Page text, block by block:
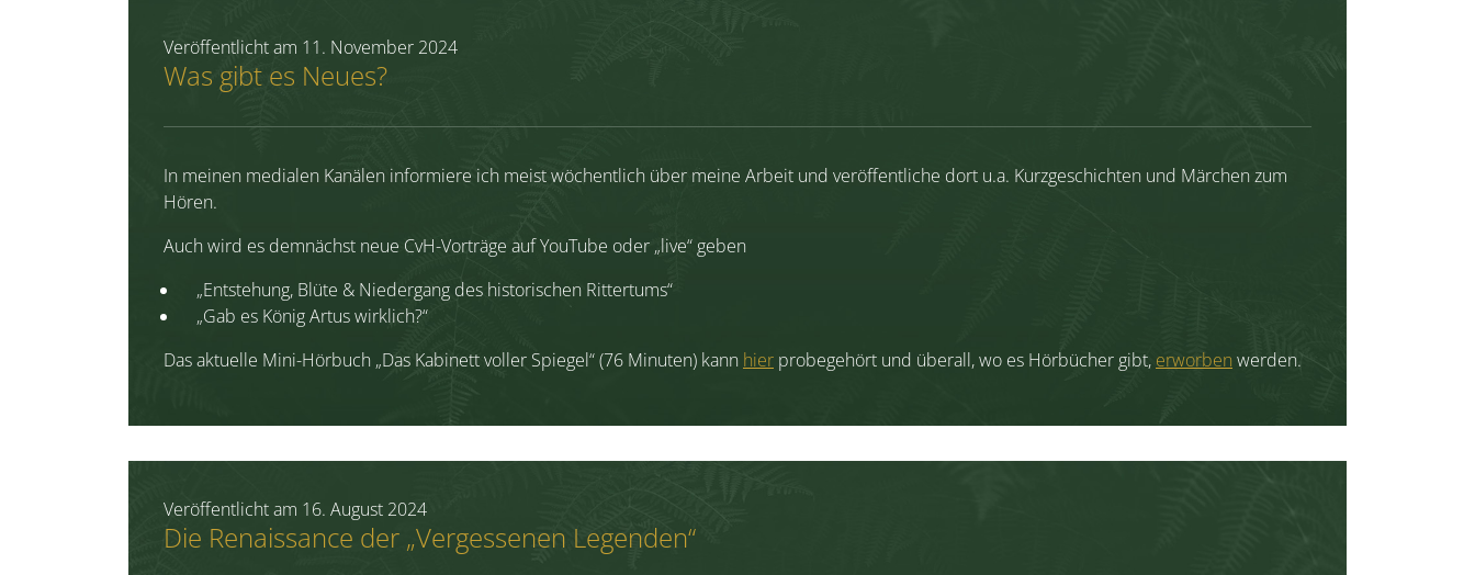
Veröffentlicht am 11. November 2024
Was gibt es Neues?
In meinen medialen Kanälen informiere ich meist wöchentlich über meine Arbeit und veröffentliche dort u.a. Kurzgeschichten und Märchen zum
Hören.
Auch wird es demnächst neue CvH-Vorträge auf YouTube oder „live“ geben
„Entstehung, Blüte & Niedergang des historischen Rittertums“
„Gab es König Artus wirklich?“
Das aktuelle Mini-Hörbuch „Das Kabinett voller Spiegel“ (76 Minuten) kann hier probegehört und überall, wo es Hörbücher gibt, erworben werden.
Veröffentlicht am 16. August 2024
Die Renaissance der „Vergessenen Legenden“